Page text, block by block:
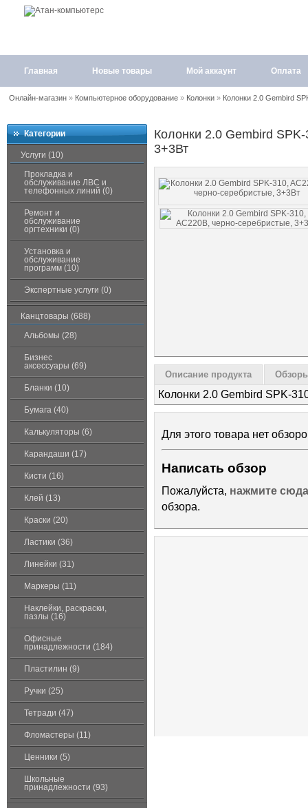
Главная Новые товары Мой аккаунт Оплата
Онлайн-магазин» Компьютерное оборудование» Колонки» Колонки 2.0 Gembird
Категории
Услуги (10)
Прокладка и
обслуживание ЛВС и
телефонных линий (0)
Ремонт и
обслуживание
оргтехники (0)
Установка и
обслуживание
программ (10)
Экспертные услуги (0)
Канцтовары (688)
Альбомы (28)
Бизнес
аксессуары (69)
Бланки (10)
Бумага (40)
Калькуляторы (6)
Карандаши (17)
Кисти (16)
Клей (13)
Краски (20)
Ластики (36)
Линейки (31)
Маркеры (11)
Наклейки, раскраски,
пазлы (16)
Офисные
принадлежности (184)
Пластилин (9)
Ручки (25)
Тетради (47)
Фломастеры (11)
Ценники (5)
Школьные
принадлежности (93)
Колонки 2.0 Gembird
3+3Вт
Описание продукта
Колонки 2.0 Gembird SPK-
Для этого товара нет
Написать обзор
Пожалуйста, нажмите сюда
обзора.